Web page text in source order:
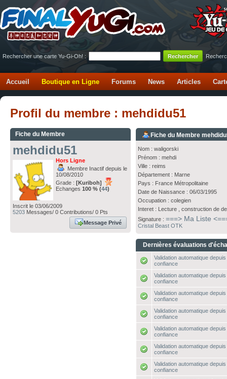
Rechercher une carte Yu-Gi-Oh! :
Accueil Boutique en Ligne Forums News Articles
Profil du membre : mehdidu51
Fiche du Membre
mehdidu51
Hors Ligne
Membre Inactif depuis le
10/08/2010
Grade : [Kuriboh]
Echanges 100 % (44)
Inscrit le 03/06/2009
5203 Messages/ 0 Contributions/ 0 Pts
Message Privé
Fiche du Membre
Nom : waligorski
Prénom : mehdi
Ville : reims
Département : Marne
Pays : France Métropolitaine
Date de Naissance : 06/03/1995
Occupation : colegien
Interet : Lecture , construction de
Signature :===> Ma Liste
Cristal Beast OTK
Dernières évaluations
Validation automatique
confiance
Validation automatique
confiance
Validation automatique
confiance
Validation automatique
confiance
Validation automatique
confiance
Validation automatique
confiance
Validation automatique
confiance